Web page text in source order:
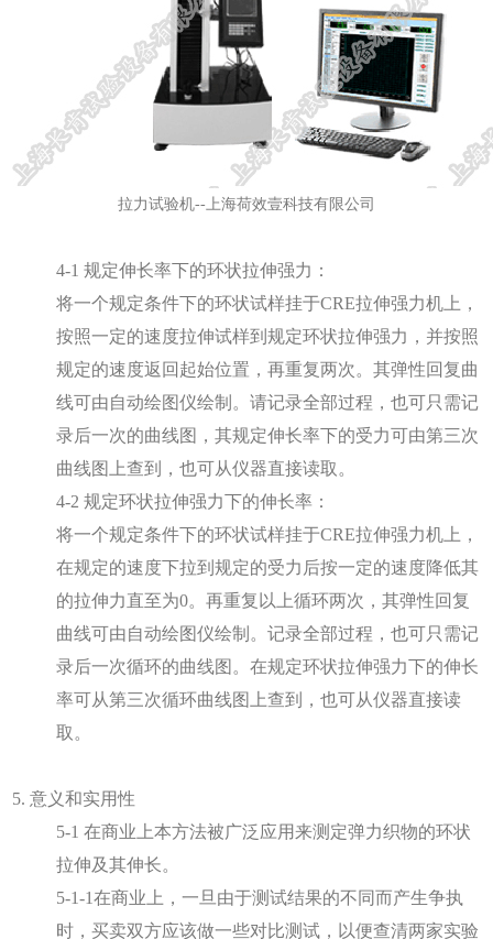
拉力试验机--上海荷效壹科技有限公司
4-1 规定伸长率下的环状拉伸强力：
将一个规定条件下的环状试样挂于CRE拉伸强力机上，
按照一定的速度拉伸试样到规定环状拉伸强力，并按照
规定的速度返回起始位置，再重复两次。其弹性回复曲
线可由自动绘图仪绘制。请记录全部过程，也可只需记
录后一次的曲线图，其规定伸长率下的受力可由第三次
曲线图上查到，也可从仪器直接读取。
4-2 规定环状拉伸强力下的伸长率：
将一个规定条件下的环状试样挂于CRE拉伸强力机上，
在规定的速度下拉到规定的受力后按一定的速度降低其
的拉伸力直至为0。再重复以上循环两次，其弹性回复
曲线可由自动绘图仪绘制。记录全部过程，也可只需记
录后一次循环的曲线图。在规定环状拉伸强力下的伸长
率可从第三次循环曲线图上查到，也可从仪器直接读
取。
5. 意义和实用性
5-1 在商业上本方法被广泛应用来测定弹力织物的环状
拉伸及其伸长。
5-1-1在商业上，一旦由于测试结果的不同而产生争执
时，买卖双方应该做一些对比测试，以便查清两家实验